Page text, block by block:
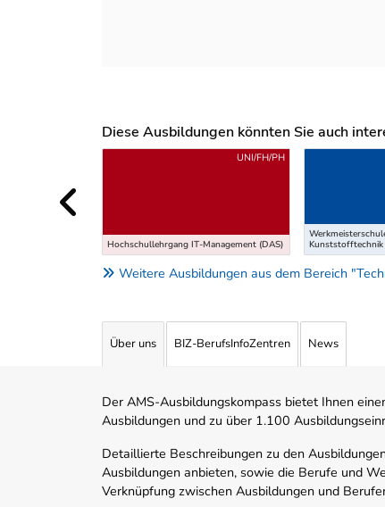
Diese Ausbildungen könnten Sie auch
Uber weitere Ausbildungsvorschläge
Hochschullehrgang IT-Management (DAS)
UNI/FH/PH
Kunststofftechnik
Weitere Ausbildungen aus dem Bereich
Über uns BIZ-BerufsInfoZentren News
Der AMS-Ausbildungskompass bietet Ihnen
Ausbildungen und zu über 1.100
Detaillierte Beschreibungen zu den
Ausbildungen anbieten, sowie die Berufe und
Verknüpfung zwischen Ausbildungen und